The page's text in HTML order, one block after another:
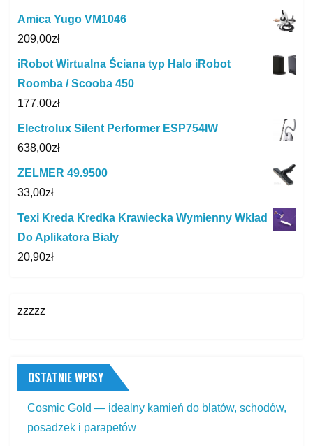
Amica Yugo VM1046
209,00zł
iRobot Wirtualna Ściana typ Halo iRobot
Roomba / Scooba 450
177,00zł
Electrolux Silent Performer ESP754IW
638,00zł
ZELMER 49.9500
33,00zł
Texi Kreda Kredka Krawiecka Wymienny Wkład
Do Aplikatora Biały
20,90zł
zzzzz
OSTATNIE WPISY
Cosmic Gold — idealny kamień do blatów, schodów,
posadzek i parapetów